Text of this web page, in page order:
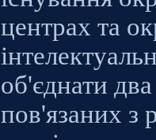
центрах та
об'єднати
пов'язаних з